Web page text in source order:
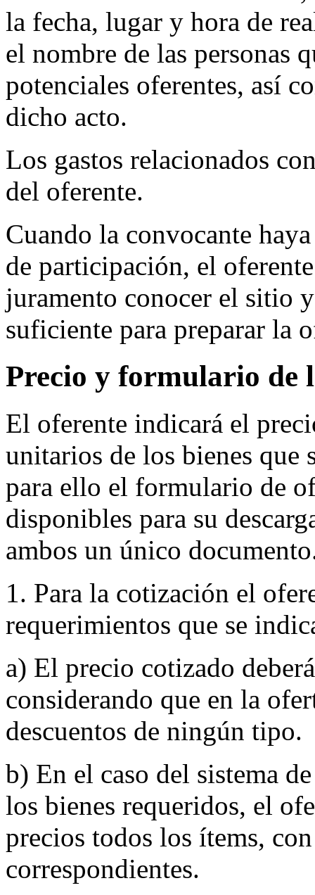
la fecha, lugar y hora de
el nombre de las personas
potenciales oferentes, así
dicho acto.
Los gastos relacionados
del oferente.
Cuando la convocante
de participación, el
juramento conocer el sitio
suficiente para preparar la
Precio y formulario de
El oferente indicará el
unitarios de los bienes
para ello el formulario de
disponibles para su
ambos un único
1. Para la cotización el
requerimientos que se
a) El precio cotizado
considerando que en la
descuentos de ningún tipo.
b) En el caso del sistema
los bienes requeridos, el
precios todos los ítems,
correspondientes.